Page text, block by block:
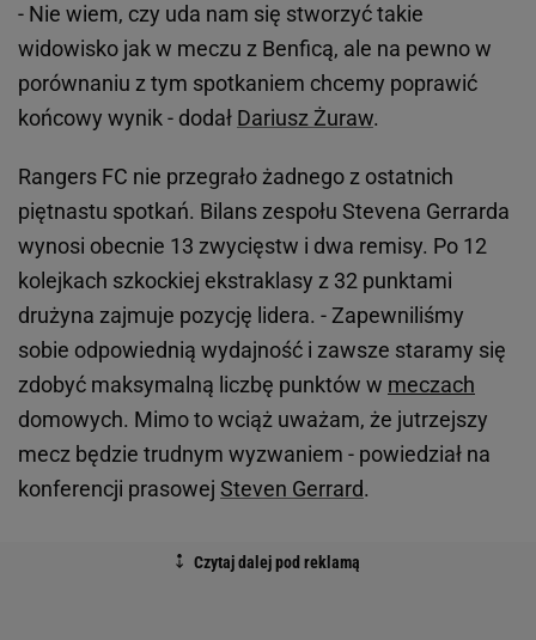
- Nie wiem, czy uda nam się stworzyć takie
widowisko jak w meczu z Benficą, ale na pewno w
porównaniu z tym spotkaniem chcemy poprawić
końcowy wynik - dodał Dariusz Żuraw.
Rangers FC nie przegrało żadnego z ostatnich
piętnastu spotkań. Bilans zespołu Stevena Gerrarda
wynosi obecnie 13 zwycięstw i dwa remisy. Po 12
kolejkach szkockiej ekstraklasy z 32 punktami
drużyna zajmuje pozycję lidera. - Zapewniliśmy
sobie odpowiednią wydajność i zawsze staramy się
zdobyć maksymalną liczbę punktów w meczach
domowych. Mimo to wciąż uważam, że jutrzejszy
mecz będzie trudnym wyzwaniem - powiedział na
konferencji prasowej Steven Gerrard.